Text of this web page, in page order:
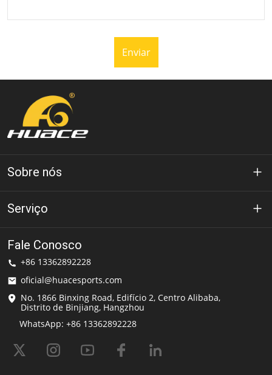
Enviar
Sobre nós
Sobre Huace
Solução
Serviço
política de Privacidade
Termos de uso
Serviço de entrega
perguntas frequentes
Fale Conosco
+86 13362892228
oficial@huacesports.com
No. 1866 Binxing Road, Edifício 2, Centro Alibaba,
Distrito de Binjiang, Hangzhou
WhatsApp: +86 13362892228